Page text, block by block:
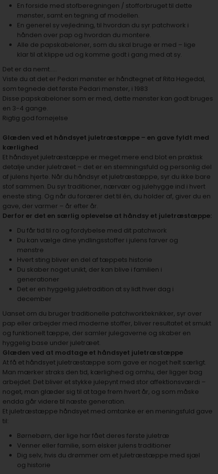
En forside med stofberegningen / stofforbruget til dette
mønster, samt en tegning af modellen.
En generel sy vejledning, til hvordan du syr patchwork i
hånden over pap og hvordan du montere.
Alle de papskabeloner, som du skal bruge er med – lige
klar til at klippe ud og komme godt i gang med at sy.
Det er da nemt…..
Viste du at det er Pedari mønster er håndtegnet af Rita Høgedal,
som tegnede det første Pedari mønster, i 1983
Disse papskabeloner som er med, dette mønster kan godt bruges
en 3-4 gange.
Rigtig god fornøjelse
Glæden ved et håndsyet juletræstæppe – en gave fyldt med
kærlighed
Et håndsyet juletræstæppe er meget mere end blot en praktisk
detalje under juletræet – det er en stemningsfuld og personlig del
af julens hjerte. Når du håndsyr et juletræstæppe, syr du ikke bare
stof sammen. Du syr traditioner, nærvær og julehygge ind i hvert
eneste sting. Og når du forærer det til én, du holder af, giver du en
gave, der varmer – år efter år.
Derfor er det en særlig oplevelse at håndsy et juletræstæppe:
Du får tid til ro og fordybelse med dit patchwork
Du kan vælge dine yndlingsstoffer i julens farver og
mønstre
Hvert sting bliver en del af tæppets historie
Du skaber noget unikt, der kan blive i familien i
generationer
Det er en hyggelig juletradition at sy lidt hver dag i
december
Uanset om du bruger traditionelle patchworkteknikker, syr over
pap eller arbejder med moderne stoffer, bliver resultatet et smukt
og funktionelt tæppe, der samler julegaverne og skaber en
hyggelig base under juletræet.
Glæden ved at modtage et håndsyet juletræstæppe
At få et håndsyet juletræstæppe som gave er noget helt særligt.
Man mærker straks den tid, kærlighed og omhu, der ligger bag
arbejdet. Det bliver et stykke julepynt med stor affektionsværdi –
noget, man glæder sig til at tage frem hvert år, og som måske
endda går videre til næste generation.
Et juletræstæppe håndsyet med omtanke er en meningsfuld gave
til:
Børnebørn, der lige har fået deres første juletræ
Venner eller familie, som elsker julens traditioner
Dig selv, hvis du drømmer om et juletræstæppe med sjæl
og historie